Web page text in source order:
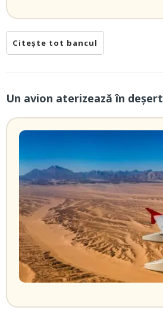
Citește tot bancul
Un avion aterizează în deşert